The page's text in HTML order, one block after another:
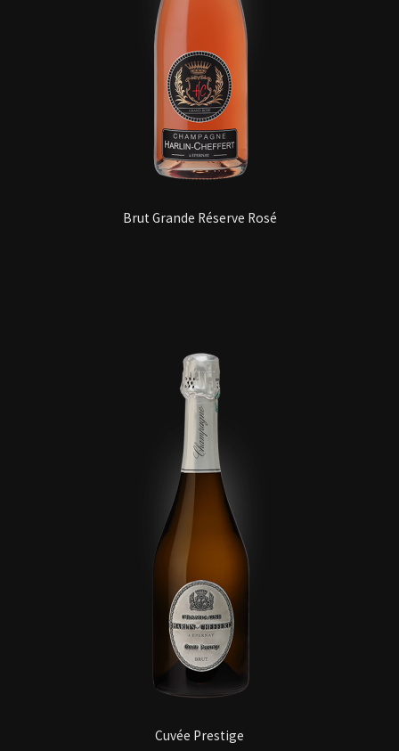
Brut Grande Réserve Rosé
Cuvée Prestige